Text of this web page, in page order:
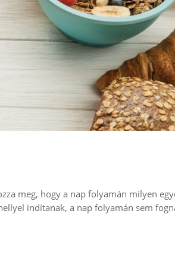
meg, hogy a nap folyamán milyen
indítanak, a nap folyamán sem